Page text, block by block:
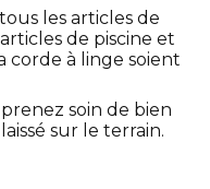
les articles de
de piscine et
corde à linge soient
soin de bien
sur le terrain.